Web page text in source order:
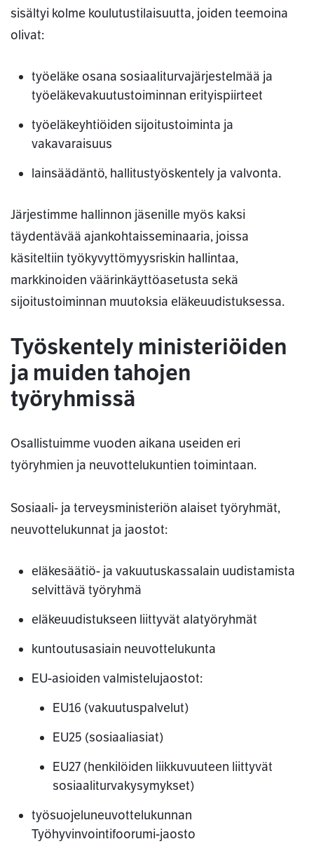
sisältyi kolme koulutustilaisuutta, joiden teemoina
olivat:
työeläke osana sosiaaliturvajärjestelmää ja
työeläkevakuutustoiminnan erityispiirteet
työeläkeyhtiöiden sijoitustoiminta ja
vakavaraisuus
lainsäädäntö, hallitustyöskentely ja valvonta.
Järjestimme hallinnon jäsenille myös kaksi
täydentävää ajankohtaisseminaaria, joissa
käsiteltiin työkyvyttömyysriskin hallintaa,
markkinoiden väärinkäyttöasetusta sekä
sijoitustoiminnan muutoksia eläkeuudistuksessa.
Työskentely ministeriöiden
ja muiden tahojen
työryhmissä
Osallistuimme vuoden aikana useiden eri
työryhmien ja neuvottelukuntien toimintaan.
Sosiaali- ja terveysministeriön alaiset työryhmät,
neuvottelukunnat ja jaostot:
eläkesäätiö- ja vakuutuskassalain uudistamista
selvittävä työryhmä
eläkeuudistukseen liittyvät alatyöryhmät
kuntoutusasiain neuvottelukunta
EU-asioiden valmistelujaostot:
EU16 (vakuutuspalvelut)
EU25 (sosiaaliasiat)
EU27 (henkilöiden liikkuvuuteen liittyvät
sosiaaliturvakysymykset)
työsuojeluneuvottelukunnan
Työhyvinvointifoorumi-jaosto